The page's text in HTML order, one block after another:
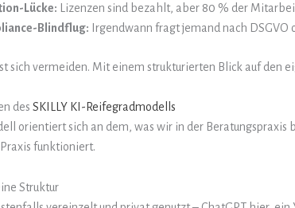
Lücke: Lizenzen sind bezahlt, aber 80 % der
Blindflug: Irgendwann fragt jemand nach
sich vermeiden. Mit einem strukturierten Blick auf den
des SKILLY KI-Reifegradmodells
orientiert sich an dem, was wir in der
funktioniert.
Struktur